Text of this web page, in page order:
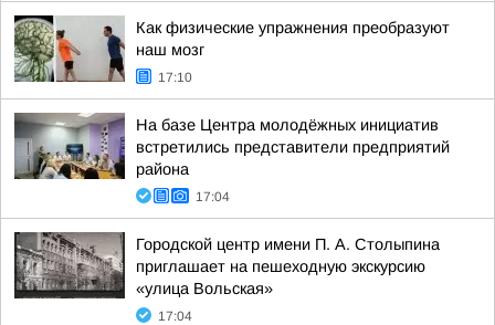
Как физические упражнения преобразуют
наш мозг
17:10
На базе Центра молодёжных инициатив
встретились представители предприятий
района
17:04
Городской центр имени П. А. Столыпина
приглашает на пешеходную экскурсию
«улица Вольская»
17:04